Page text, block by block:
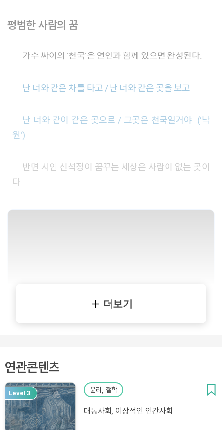
평범한 사람의 꿈
가수 싸이의 ‘천국’은 연인과 함께 있으면 완성된다.
난 너와 같은 차를 타고 / 난 너와 같은 곳을 보고
난 너와 같이 같은 곳으로 / 그곳은 천국일거야. (‘낙
원’)
반면 시인 신석정이 꿈꾸는 세상은 사람이 없는 곳이
다.
더보기
연관콘텐츠
Level 3 윤리, 철학
대동사회, 이상적인 인간사회